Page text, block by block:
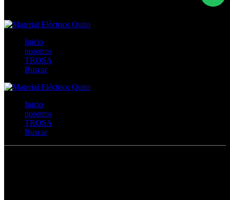
Inicio
nosotros
TROSA
Buscar
Inicio
nosotros
TROSA
Buscar